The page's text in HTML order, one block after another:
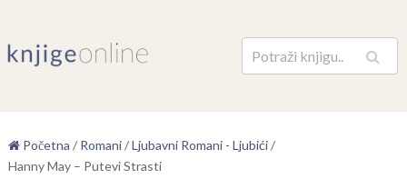
Pretraga
Početna / Romani/Ljubavni Romani - Ljubići/
Hanny May – Putevi Strasti